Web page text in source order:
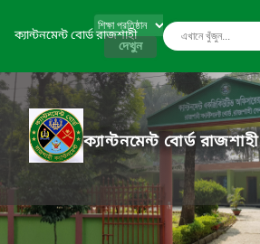
ক্যান্টনমেন্ট বোর্ড রাজশাহী
দেখুন
ক্যান্টনমেন্ট বোর্ড রাজশাহী